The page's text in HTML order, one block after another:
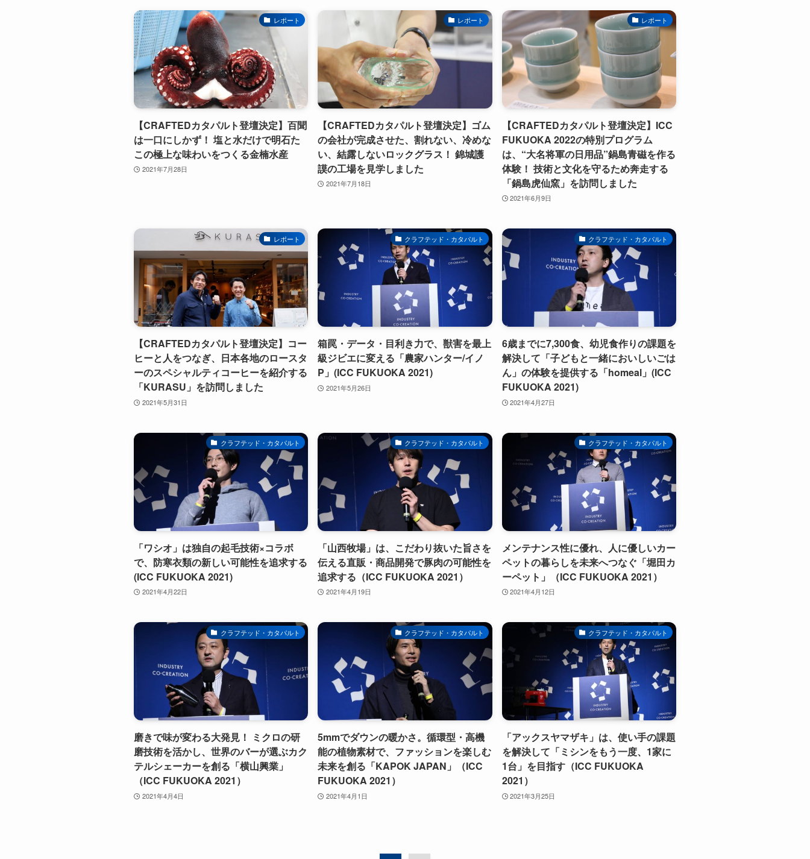
レポート
【CRAFTEDカタパルト登壇決定】百聞
は一口にしかず！ 塩と水だけで明石た
この極上な味わいをつくる金楠水産
2021年7月28日
レポート
【CRAFTEDカタパルト登壇決定】ゴム
の会社が完成させた、割れない、冷めな
い、結露しないロックグラス！ 錦城護
謨の工場を見学しました
2021年7月18日
レポート
【CRAFTEDカタパルト登壇決定】ICC
FUKUOKA 2022の特別プログラム
は、“大名将軍の日用品”鍋島青磁を作る
体験！ 技術と文化を守るため奔走する
「鍋島虎仙窯」を訪問しました
2021年6月9日
レポート
【CRAFTEDカタパルト登壇決定】コー
ヒーと人をつなぎ、日本各地のロースタ
ーのスペシャルティコーヒーを紹介する
「KURASU」を訪問しました
2021年5月31日
クラフテッド・カタパルト
箱罠・データ・目利き力で、獣害を最上
級ジビエに変える「農家ハンター/イノ
P」(ICC FUKUOKA 2021)
2021年5月26日
クラフテッド・カタパルト
6歳までに7,300食、幼児食作りの課題を
解決して「子どもと一緒においしいごは
ん」の体験を提供する「homeal」(ICC
FUKUOKA 2021)
2021年4月27日
クラフテッド・カタパルト
「ワシオ」は独自の起毛技術×コラボ
で、防寒衣類の新しい可能性を追求する
(ICC FUKUOKA 2021)
2021年4月22日
クラフテッド・カタパルト
「山西牧場」は、こだわり抜いた旨さを
伝える直販・商品開発で豚肉の可能性を
追求する（ICC FUKUOKA 2021）
2021年4月19日
クラフテッド・カタパルト
メンテナンス性に優れ、人に優しいカー
ペットの暮らしを未来へつなぐ「堀田カ
ーペット」（ICC FUKUOKA 2021）
2021年4月12日
クラフテッド・カタパルト
磨きで味が変わる大発見！ ミクロの研
磨技術を活かし、世界のバーが選ぶカク
テルシェーカーを創る「横山興業」
（ICC FUKUOKA 2021）
2021年4月4日
クラフテッド・カタパルト
5mmでダウンの暖かさ。循環型・高機
能の植物素材で、ファッションを楽しむ
未来を創る「KAPOK JAPAN」（ICC
FUKUOKA 2021）
2021年4月1日
クラフテッド・カタパルト
「アックスヤマザキ」は、使い手の課題
を解決して「ミシンをもう一度、1家に
1台」を目指す（ICC FUKUOKA
2021）
2021年3月25日